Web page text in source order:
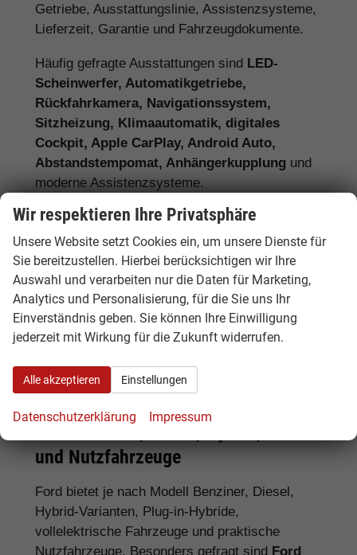
Getriebe, Ausstattungslinie, Assistenzsysteme,
Lieferzeit, Garantie und Fahrzeugdokumente.
Häufig gefragte Ausstattungen sind LED-
Scheinwerfer, Automatikgetriebe,
Rückfahrkamera, Navigationssystem,
Sitzheizung, Klimaautomatik, digitales
Cockpit, Apple CarPlay, Android Auto,
Abstandstempomat, Anhängerkupplung und
moderne Assistenzsysteme.
Tipp:Vergleichen Sie bei Ford EU-
Neuwagen nicht nur den Kaufpreis,
sondern auch Ausstattung, Lieferzeit,
Garantieumfang und mögliche
Zusatzkosten. So erkennen Sie den
und Nutzfahrzeuge
Ford bietet je nach Modell Benziner, Diesel,
Hybrid-Varianten, Plug-in-Hybride,
vollelektrische Fahrzeuge und praktische
Nutzfahrzeuge. Besonders gefragt sind Ford
Wir respektieren Ihre Privatsphäre
Unsere Website setzt Cookies ein, um unsere Dienste für
Sie bereitzustellen. Hierbei berücksichtigen wir Ihre
Auswahl und verarbeiten nur die Daten für Marketing,
Analytics und Personalisierung, für die Sie uns Ihr
Einverständnis geben. Sie können Ihre Einwilligung
jederzeit mit Wirkung für die Zukunft widerrufen.
Alle akzeptieren Einstellungen
Datenschutzerklärung Impressum